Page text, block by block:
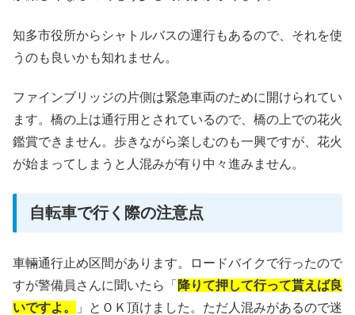
知多市役所からシャトルバスの運行もあるので、それを使
うのも良いかも知れません。
ファインブリッジの片側は緊急車両のために開けられてい
ます。橋の上は通行用とされているので、橋の上での花火
鑑賞できません。歩きながら楽しむのも一興ですが、花火
が始まってしまうと人混みが有り中々進みません。
自転車で行く際の注意点
車輛通行止め区間があります。ロードバイクで行ったので
すが警備員さんに聞いたら「 降りて押して行って貰えば良
いですよ。
」とＯＫ頂けました。ただ人混みがあるので迷